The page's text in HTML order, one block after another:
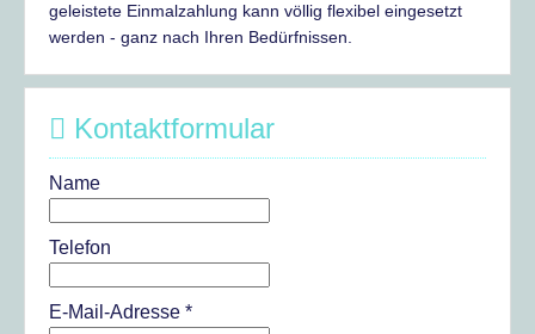
geleistete Einmalzahlung kann völlig flexibel eingesetzt
werden - ganz nach Ihren Bedürfnissen.
Kontaktformular
Name
Telefon
E-Mail-Adresse *